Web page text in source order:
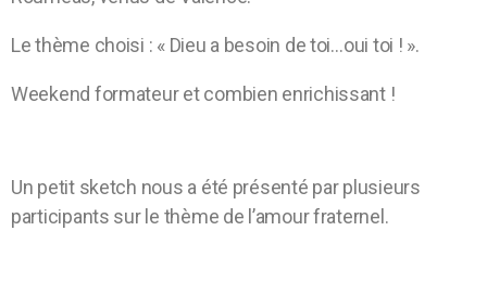
Le thème choisi : « Dieu a besoin de toi…oui toi ! ».
Weekend formateur et combien enrichissant !
Un petit sketch nous a été présenté par plusieurs
participants sur le thème de l’amour fraternel.